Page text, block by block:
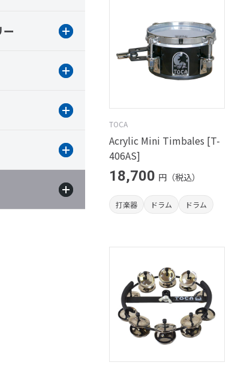
TOCA
Acrylic Mini Timbales [T-
406AS]
18,700 円（税込）
打楽器 ドラム ドラム
ー